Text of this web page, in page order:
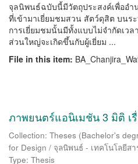
จุลนิพนธ์ฉบับนี้มีวัตถุประสงค์เพื่ออำ
ที่เข้ามาเยี่ยมชมสวน สัตว์ดุสิต บนร
การเยี่ยมชมนั้นมีทั้งแบบไม่จำกัดเว
ส่วนใหญ่จะเกิดขึ้นกับผู้เยี่ยม ...
File in this item:
ภาพยนตร์แอนิเมชัน 3 มิติ เรื่
Collection: Theses (Bachelor's
for Design / จุลนิพนธ์ - เทคโนโลยีส
Type: Thesis